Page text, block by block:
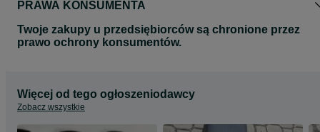
PRAWA KONSUMENTA
Twoje zakupy u przedsiębiorców są chronione przez
prawo ochrony konsumentów.
Więcej od tego ogłoszeniodawcy
Zobacz wszystkie